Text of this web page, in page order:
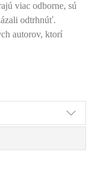
viac odborne, sú
odtrhnúť.
autorov, ktorí